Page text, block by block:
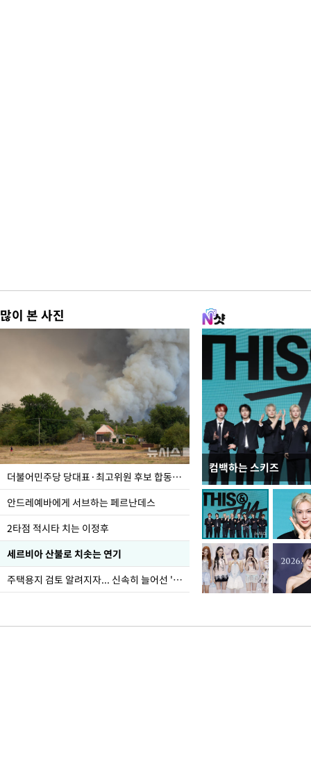
많이 본 사진
더불어민주당 당대표·최고위원 후보 합동연설회
안드레예바에게 서브하는 페르난데스
2타점 적시타 치는 이정후
세르비아 산불로 치솟는 연기
주택용지 검토 알려지자... 신속히 늘어선 '근조화환'
컴백하는 스키즈
사진으로 보는 일주일